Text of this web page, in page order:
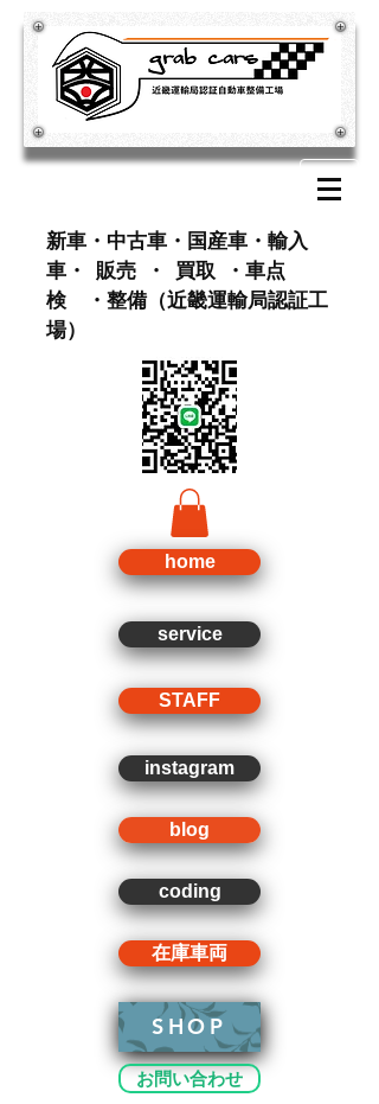
​新車・中古車・国産車・輸入
車・ 販売 ・ 買取 ・車点
検 ・整備（近畿運輸局認証工
場）
home
service
STAFF
instagram
blog
coding
在庫車両
SHOP
お問い合わせ